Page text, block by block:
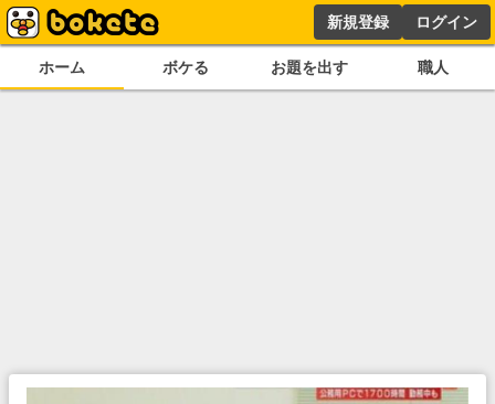
新規登録 ログイン
ホーム ボケる お題を出す 職人